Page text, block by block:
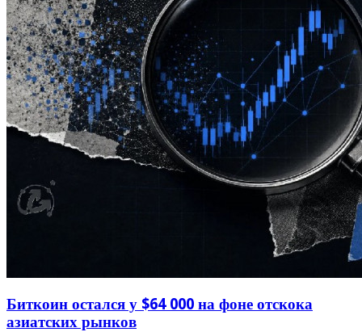
Биткоин остался у $64 000 на фоне отскока
азиатских рынков